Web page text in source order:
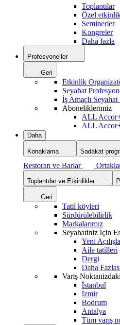
Toplantılar
Özel
Seminerler
Kongreler
Daha fazla
Profesyoneller
Geri
Etkinlik
Seyahat
İş Amaçlı
Aboneliklerimiz
ALL
ALL
Daha
Konaklama Sadakat
Restoran ve Barlar
Toplantılar ve Etkinlikler
Geri
Tatil köyleri
Sürdürülebilirlik
Markalarımız
Seyahatiniz İçin
Yeni
Aile tatilleri
Dergi
Daha
Variş
İstanbul
İzmir
Bodrum
Antalya
Tüm varış